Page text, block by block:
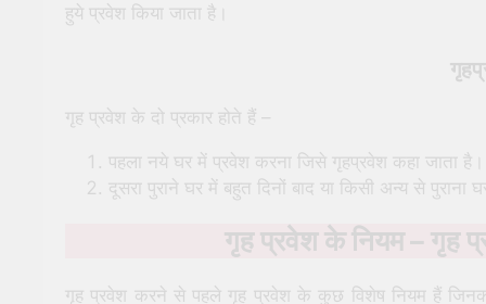
हुये प्रवेश किया जाता है।
गृह प्रवेश के दो प्रकार होते हैं –
पहला नये घर में प्रवेश करना जिसे गृहप्रवेश कहा जाता है।
दूसरा पुराने घर में बहुत दिनों बाद या किसी अन्य से
गृह प्रवेश के नियम – गृह
गृह प्रवेश करने से पहले गृह प्रवेश के कुछ विशेष नियम हैं